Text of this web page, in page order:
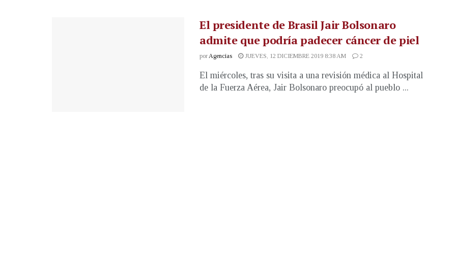
El presidente de Brasil Jair Bolsonaro
admite que podría padecer cáncer de piel
porAgencias JUEVES, 12 DICIEMBRE 2019 8:38 AM 2
El miércoles, tras su visita a una revisión médica al Hospital
de la Fuerza Aérea, Jair Bolsonaro preocupó al pueblo ...